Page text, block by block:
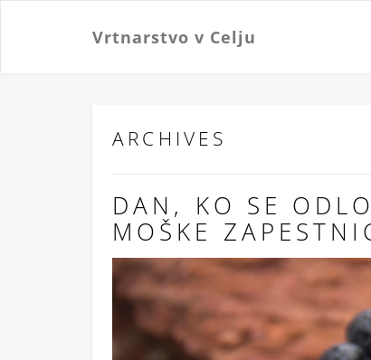
Vrtnarstvo v Celju
ARCHIVES
DAN, KO SE
MOŠKE